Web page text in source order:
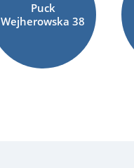
Puck
Wejherowska 38